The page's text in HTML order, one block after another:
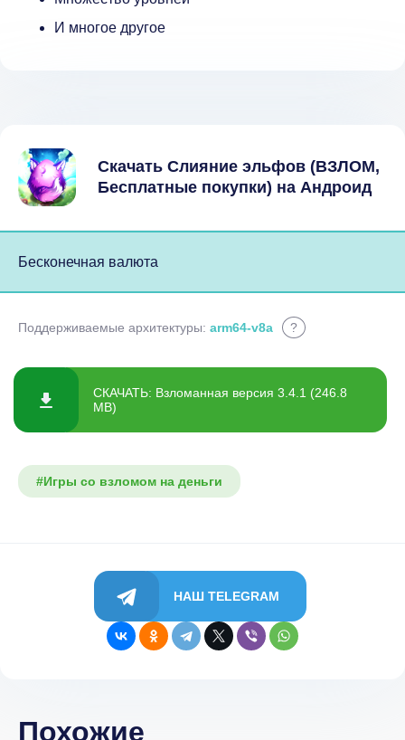
И многое другое
Скачать Слияние эльфов (ВЗЛОМ,
Бесплатные покупки) на Андроид
Бесконечная валюта
Поддерживаемые архитектуры: arm64-v8a ?
СКАЧАТЬ: Взломанная версия 3.4.1 (246.8
MB)
#Игры со взломом на деньги
НАШ TELEGRAM
Похожие